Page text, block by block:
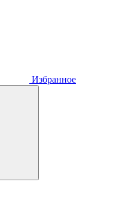
Избранное